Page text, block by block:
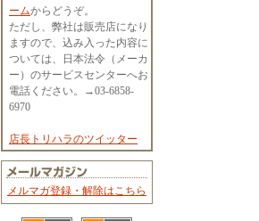
ームからどうぞ。
ただし、弊社は販売店になり
ますので、込み入った内容に
ついては、日本法令（メーカ
ー）のサービスセンターへお
電話ください。→03-6858-
6970
店長トリハラのツイッター
メルマガ登録・解除はこちら